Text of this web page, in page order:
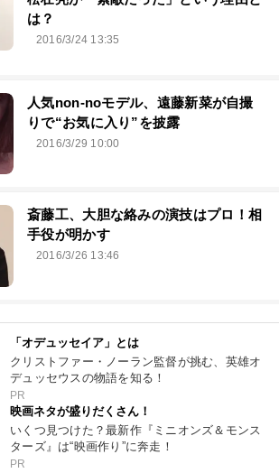
は？
2016/3/24 13:35
人気non-noモデル、遠藤新菜が自撮
りで“お気に入り”を披露
2016/3/29 10:00
斎藤工、大胆な絡みの演技はプロ！相
手役が明かす
2016/3/26 13:46
「オデュッセイア」とは
クリストファー・ノーラン監督が挑む、英雄オ
デュッセウスの物語を知る！
PR
映画ネタが盛りだくさん！
いくつ見つけた？最新作『ミニオンズ＆モンス
ターズ』は“映画作り”に奔走！
PR